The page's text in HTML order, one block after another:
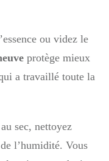
ou videz le
protège mieux
a travaillé toute la
au sec, nettoyez
l’humidité. Vous